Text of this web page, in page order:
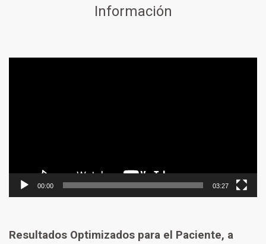
00:00 03:27
Resultados Optimizados para el Paciente, a
Información